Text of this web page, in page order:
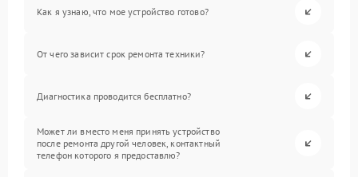
Как я узнаю, что мое устройство готово?
От чего зависит срок ремонта техники?
Диагностика проводится бесплатно?
Может ли вместо меня принять устройство
после ремонта другой человек, контактный
телефон которого я предоставлю?